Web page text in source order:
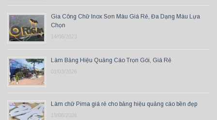
Gia Công Chữ Inox Sơn Màu Giá Rẻ, Đa Dạng Màu Lựa
Chọn
14/06/2023
Làm Bảng Hiệu Quảng Cáo Trọn Gói, Giá Rẻ
01/03/2026
Làm chữ Pima giá rẻ cho bảng hiệu quảng cáo bền đẹp
19/06/2026